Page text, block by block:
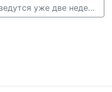
Поиски пропавшего 29-летнего нижегородца ведутся уже две недели →